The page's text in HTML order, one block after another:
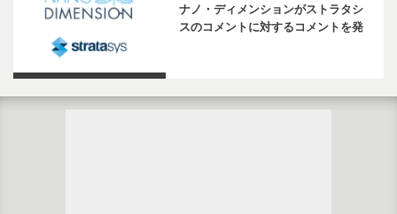
ナノ・ディメンションがストラタシ
スのコメントに対するコメントを発